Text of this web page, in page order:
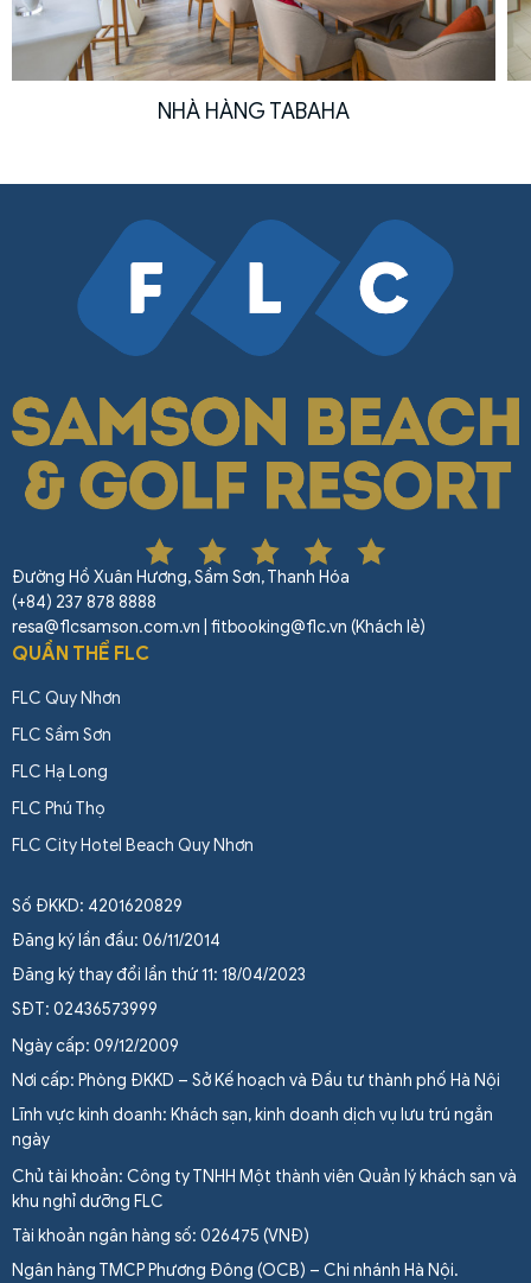
NHÀ HÀNG TABAHA
Đường Hồ Xuân Hương, Sầm Sơn, Thanh Hóa
(+84) 237 878 8888
resa@flcsamson.com.vn | fitbooking@flc.vn (Khách lẻ)
QUẦN THỂ FLC
FLC Quy Nhơn
FLC Sầm Sơn
FLC Hạ Long
FLC Phú Thọ
FLC City Hotel Beach Quy Nhơn
Số ĐKKD: 4201620829
Đăng ký lần đầu: 06/11/2014
Đăng ký thay đổi lần thứ 11: 18/04/2023
SĐT: 02436573999
Ngày cấp: 09/12/2009
Nơi cấp: Phòng ĐKKD – Sở Kế hoạch và Đầu tư thành phố Hà Nội
Lĩnh vực kinh doanh: Khách sạn, kinh doanh dịch vụ lưu trú ngắn
ngày
Chủ tài khoản: Công ty TNHH Một thành viên Quản lý khách sạn và
khu nghỉ dưỡng FLC
Tài khoản ngân hàng số: 026475 (VNĐ)
Ngân hàng TMCP Phương Đông (OCB) – Chi nhánh Hà Nội.